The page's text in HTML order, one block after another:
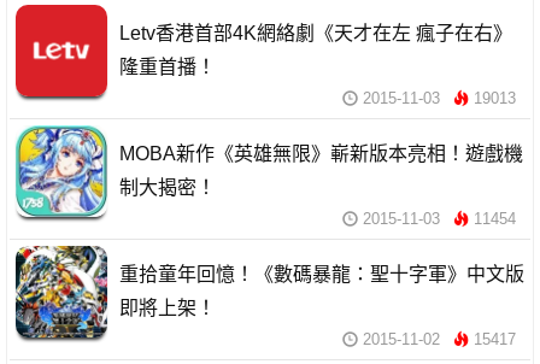
Letv香港首部4K網絡劇《天才在左 瘋子在右》
隆重首播！
2015-11-03 19013
MOBA新作《英雄無限》嶄新版本亮相！遊戲機
制大揭密！
2015-11-03 11454
重拾童年回憶！《數碼暴龍：聖十字軍》中文版
即將上架！
2015-11-02 15417